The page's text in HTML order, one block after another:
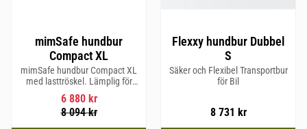
mimSafe hundbur
Compact XL
mimSafe hundbur Compact XL
med lasttröskel. Lämplig för
hundraser upp till 58 cm i
mankhöjd.
6 880kr
8 094kr
Flexxy hundbur Dubbel
S
Säker och Flexibel Transportbur
för Bil
8 731 kr